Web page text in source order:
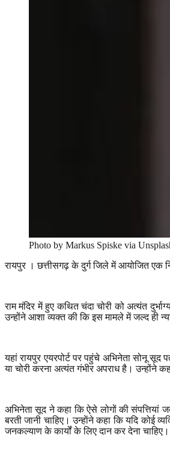
Photo by Markus Spiske via
रायपुर । छत्तीसगढ़ के दुर्ग जिले में आयोजित एक
राम मंदिर में हुए कथित चंदा चोरी को अत्यंत
उन्होंने आशा व्यक्त की कि इस मामले में जल्द ही
यहां रायपुर एयरपोर्ट पर पहुंचे अभिनेता सोनू
या चोरी करना अत्यंत गंभीर अपराध है। उन्होंने
अभिनेता सूद ने कहा कि ऐसे लोगों की संपत्तियां
बरती जानी चाहिए। उन्हाेंने कहा कि यदि कोई
जनकल्याण के कार्यों के लिए दान कर देना चाहिए।